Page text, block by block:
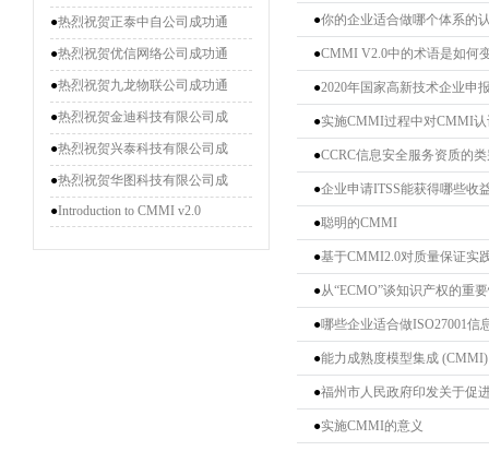
●热烈祝贺正泰中自公司成功通
●热烈祝贺优信网络公司成功通
●热烈祝贺九龙物联公司成功通
●热烈祝贺金迪科技有限公司成
●热烈祝贺兴泰科技有限公司成
●热烈祝贺华图科技有限公司成
●Introduction to CMMI v2.0
●你的企业适合做哪个体系的
●CMMI V2.0中的术语是如何
●2020年国家高新技术企业申
●实施CMMI过程中对CMMI
●CCRC信息安全服务资质的
●企业申请ITSS能获得哪些收
●聪明的CMMI
●基于CMMI2.0对质量保证实
●从“ECMO”谈知识产权的重
●哪些企业适合做ISO27001信
●能力成熟度模型集成
●福州市人民政府印发关于促
●实施CMMI的意义